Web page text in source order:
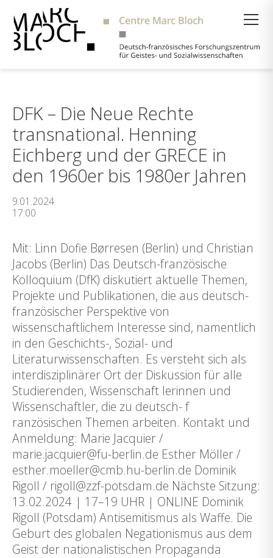
DFK – Die Neue Rechte
transnational. Henning
Eichberg und der GRECE in
den 1960er bis 1980er Jahren
9.01.2024
17:00
Mit: Linn Dofie Børresen (Berlin) und Christian
Jacobs (Berlin) Das Deutsch-französische
Kolloquium (DfK) diskutiert aktuelle Themen,
Projekte und Publikationen, die aus deutsch-
französischer Perspektive von
wissenschaftlichem Interesse sind, namentlich
in den Geschichts-, Sozial- und
Literaturwissenschaften. Es versteht sich als
interdisziplinärer Ort der Diskussion für alle
Studierenden, Wissenschaft lerinnen und
Wissenschaftler, die zu deutsch- f
ranzösischen Themen arbeiten. Kontakt und
Anmeldung: Marie Jacquier /
marie.jacquier@fu-berlin.de Esther Möller /
esther.moeller@cmb.hu-berlin.de Dominik
Rigoll / rigoll@zzf-potsdam.de Nächste Sitzung:
13.02.2024 | 17–19 UHR | ONLINE Dominik
Rigoll (Potsdam) Antisemitismus als Waffe. Die
Geburt des globalen Negationismus aus dem
Geist der nationalistischen Propaganda